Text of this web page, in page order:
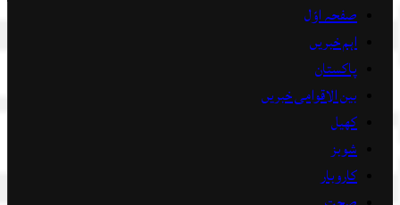
صفحہ اوّل
اہم خبریں
پاکستان
بین الاقوامی خبریں
کھیل
شوبز
کاروبار